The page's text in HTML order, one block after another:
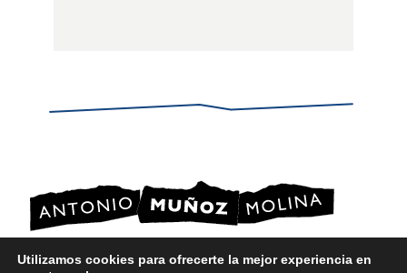
Utilizamos cookies para ofrecerte la mejor experiencia en